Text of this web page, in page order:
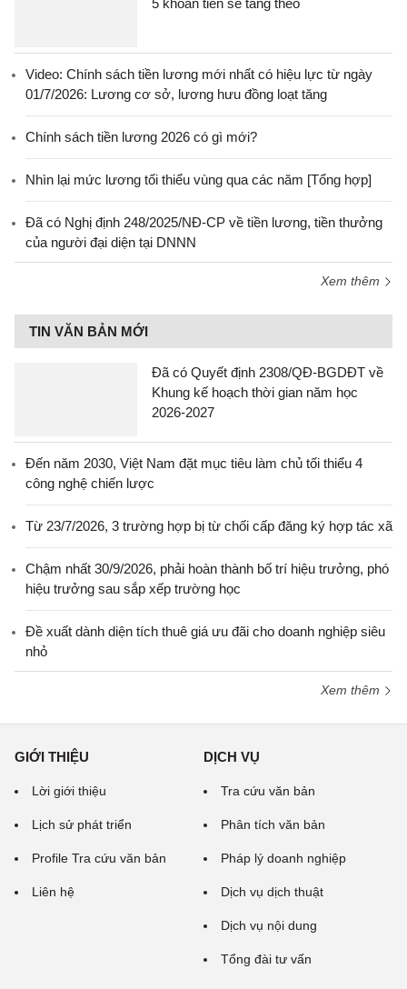
5 khoản tiền sẽ tăng theo
Video: Chính sách tiền lương mới nhất có hiệu lực từ ngày
01/7/2026: Lương cơ sở, lương hưu đồng loạt tăng
Chính sách tiền lương 2026 có gì mới?
Nhìn lại mức lương tối thiểu vùng qua các năm [Tổng hợp]
Đã có Nghị định 248/2025/NĐ-CP về tiền lương, tiền thưởng
của người đại diện tại DNNN
Xem thêm
TIN VĂN BẢN MỚI
Đã có Quyết định 2308/QĐ-BGDĐT về
Khung kế hoạch thời gian năm học
2026-2027
Đến năm 2030, Việt Nam đặt mục tiêu làm chủ tối thiểu 4
công nghệ chiến lược
Từ 23/7/2026, 3 trường hợp bị từ chối cấp đăng ký hợp tác xã
Chậm nhất 30/9/2026, phải hoàn thành bố trí hiệu trưởng, phó
hiệu trưởng sau sắp xếp trường học
Đề xuất dành diện tích thuê giá ưu đãi cho doanh nghiệp siêu
nhỏ
Xem thêm
GIỚI THIỆU
Lời giới thiệu
Lịch sử phát triển
Profile Tra cứu văn bản
Liên hệ
DỊCH VỤ
Tra cứu văn bản
Phân tích văn bản
Pháp lý doanh nghiệp
Dịch vụ dịch thuật
Dịch vụ nội dung
Tổng đài tư vấn